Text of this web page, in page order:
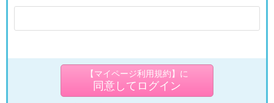
【マイページ利用規約】に
同意してログイン